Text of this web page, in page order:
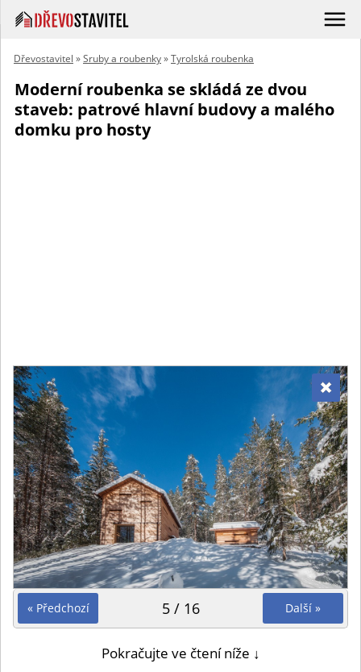
Dřevostavitel »Sruby a roubenky»Tyrolská roubenka
Moderní roubenka se skládá ze dvou
staveb: patrové hlavní budovy a malého
domku pro hosty
« Předchozí Další »
5 / 16
Pokračujte ve čtení níže ↓